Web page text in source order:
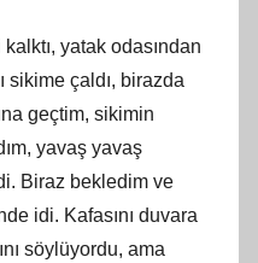
yatak odasından
sikime çaldı, birazda
geçtim, sikimin
yavaş yavaş
Biraz bekledim ve
idi. Kafasını duvara
söylüyordu, ama